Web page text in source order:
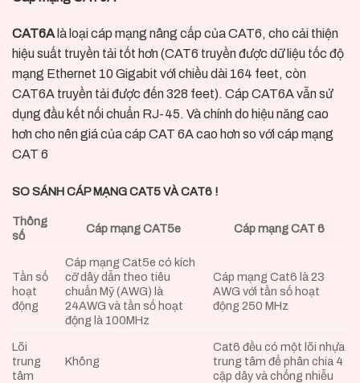
CAT6Alà loại cáp mạng nâng cấp của CAT6, cho cải thiện
hiệu suất truyền tải tốt hơn (CAT6 truyền được dữ liệu tốc độ
mạng Ethernet 10 Gigabit với chiều dài 164 feet, còn
CAT6A truyền tải được đến 328 feet). Cáp CAT6A vẫn sử
dụng đầu kết nối chuẩn RJ-45. Và chính do hiệu năng cao
hơn cho nên giá của cáp CAT 6A cao hơn so với cáp mạng
CAT 6
SO SÁNH CÁP MẠNG CAT5 VÀ CAT6 !
Thông
số
Cáp mạng CAT5e Cáp mạng CAT 6
Tần số
hoạt
động
Cáp mạng Cat5e có kích
cỡ dây dẫn theo tiêu
chuẩn Mỹ (AWG) là
24AWG và tần số hoạt
động là 100MHz
Cáp mạng Cat6 là 23
AWG với tần số hoạt
động 250 MHz
Lõi
trung
tâm
Không
Cat6 đều có một lõi nhựa
trung tâm để phân chia 4
cặp dây và chống nhiễu